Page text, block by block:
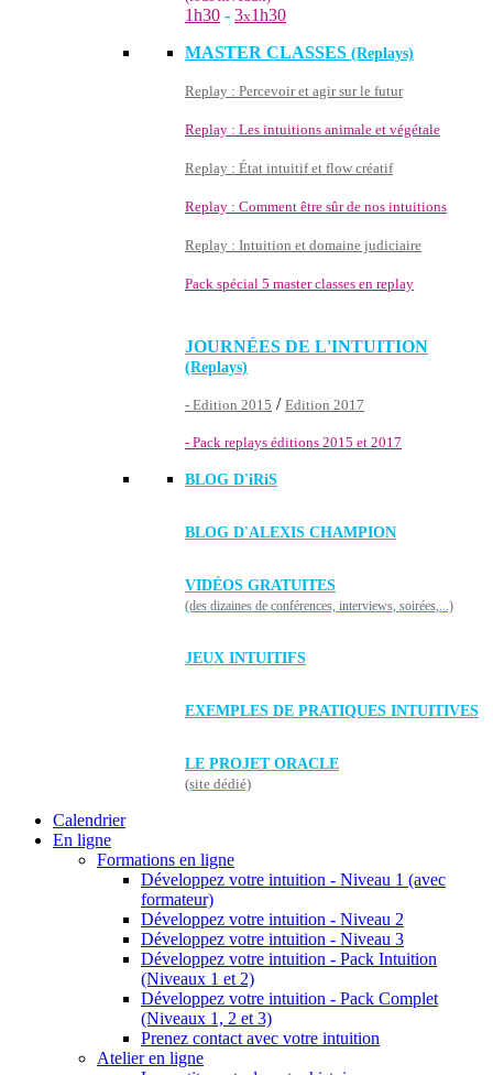
1h30 - 3x1h30
MASTER CLASSES (Replays)
Replay : Percevoir et agir sur le futur
Replay : Les intuitions animale et végétale
Replay : État intuitif et flow créatif
Replay : Comment être sûr de nos intuitions
Replay : Intuition et domaine judiciaire
Pack spécial 5 master classes en replay
JOURNÉES DE L'INTUITION
(Replays)
- Edition 2015 / Edition 2017
- Pack replays éditions 2015 et 2017
BLOG D'iRiS
BLOG D'ALEXIS CHAMPION
VIDÉOS GRATUITES
(des dizaines de conférences, interviews, soirées,...)
JEUX INTUITIFS
EXEMPLES DE PRATIQUES INTUITIVES
LE PROJET ORACLE
(site dédié)
Calendrier
En ligne
Formations en ligne
Développez votre intuition - Niveau 1 (avec
formateur)
Développez votre intuition - Niveau 2
Développez votre intuition - Niveau 3
Développez votre intuition - Pack Intuition
(Niveaux 1 et 2)
Développez votre intuition - Pack Complet
(Niveaux 1, 2 et 3)
Prenez contact avec votre intuition
Atelier en ligne